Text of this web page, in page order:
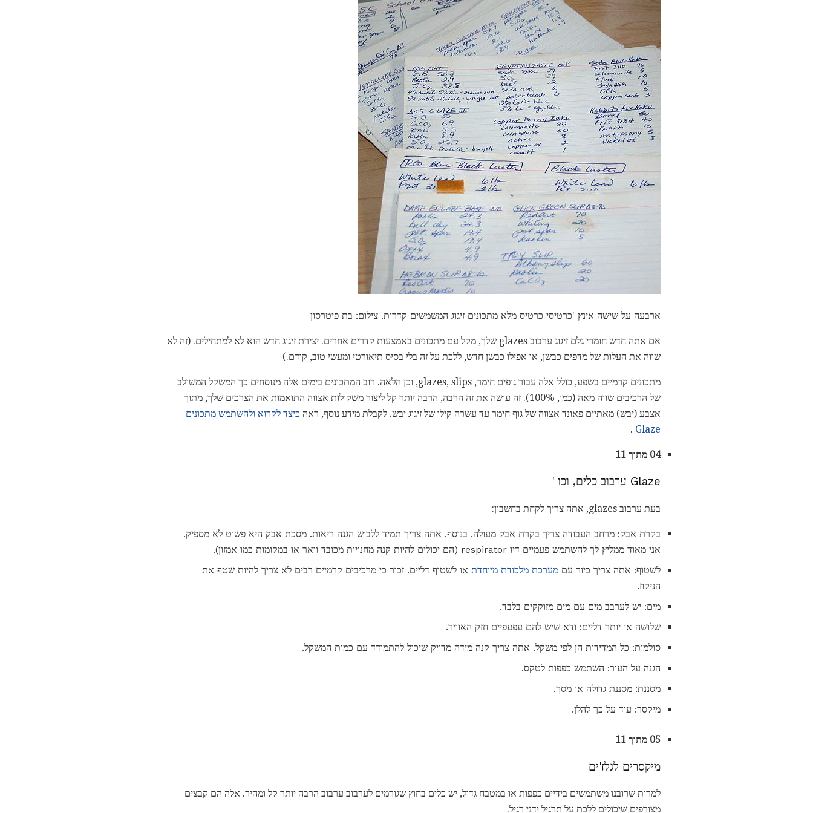
ארבעה על שישה אינץ 'כרטיסי כרטיס מלא מתכונים זיגוג המשמשים קדרות. צילום: בת פיטרסון
אם אתה חדש חומרי גלם זיגוג ערבוב glazes שלך, מקל עם מתכונים באמצעות קדרים אחרים. יצירת זיגוג חדש הוא לא למתחילים. (זה לא
שווה את העלות של מדפים כבשן, או אפילו כבשן חדש, ללכת על זה בלי בסיס תיאורטי ומעשי טוב, קודם.)
מתכונים קרמיים בשפע, כולל אלה עבור גופים חימר, glazes, slips, וכן הלאה. רוב המתכונים בימים אלה מנוסחים כך המשקל המשולב
של הרכיבים שווה מאה (כמו, 100%). זה עושה את זה הרבה, הרבה יותר קל ליצור משקולות אצווה התואמות את הצרכים שלך, מתוך
אצבע (יבש) מאתיים פאונד אצווה של גוף חימר עד עשרה קילו של זיגוג יבש. לקבלת מידע נוסף, ראה כיצד לקרוא ולהשתמש מתכונים
Glaze
.
04 מתוך 11
Glaze ערבוב כלים, וכו '
בעת ערבוב glazes, אתה צריך לקחת בחשבון:
בקרת אבק: מרחב העבודה צריך בקרת אבק מעולה. בנוסף, אתה צריך תמיד ללבוש הגנה ריאות. מסכת אבק היא פשוט לא מספיק.
אני מאוד ממליץ לך להשתמש פעמיים דיו respirator (הם יכולים להיות קנה מחנויות מכובד וואר או במקומות כמו אמזון).
לשטוף: אתה צריך כיור עם מערכת מלכודת מיוחדת או לשטוף דליים. זכור כי מרכיבים קרמיים רבים לא צריך להיות שטף את
הניקוז.
מים: יש לערבב מים עם מים מזוקקים בלבד.
שלושה או יותר דליים: ודא שיש להם עפעפיים חזק האוויר.
סולמות: כל המדידות הן לפי משקל. אתה צריך קנה מידה מדויק שיכול להתמודד עם כמות המשקל.
הגנה על העור: השתמש כפפות לטקס.
מסננת: מסננת גדולה או מסך.
מיקסר: עוד על כך להלן.
05 מתוך 11
מיקסרים לגלז'ים
למרות שרובנו משתמשים בידיים כפפות או במטבח גדול, יש כלים בחוץ שגורמים לערבוב ערבוב הרבה יותר קל ומהיר. אלה הם קבצים
מצורפים שיכולים ללכת על תרגיל ידני רגיל.